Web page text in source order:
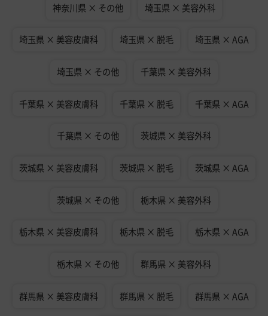
神奈川県 × その他 埼玉県 × 美容外科
埼玉県 × 美容皮膚科 埼玉県 × 脱毛 埼玉県 × AGA
埼玉県 × その他 千葉県 × 美容外科
千葉県 × 美容皮膚科 千葉県 × 脱毛 千葉県 × AGA
千葉県 × その他 茨城県 × 美容外科
茨城県 × 美容皮膚科 茨城県 × 脱毛 茨城県 × AGA
茨城県 × その他 栃木県 × 美容外科
栃木県 × 美容皮膚科 栃木県 × 脱毛 栃木県 × AGA
栃木県 × その他 群馬県 × 美容外科
群馬県 × 美容皮膚科 群馬県 × 脱毛 群馬県 × AGA